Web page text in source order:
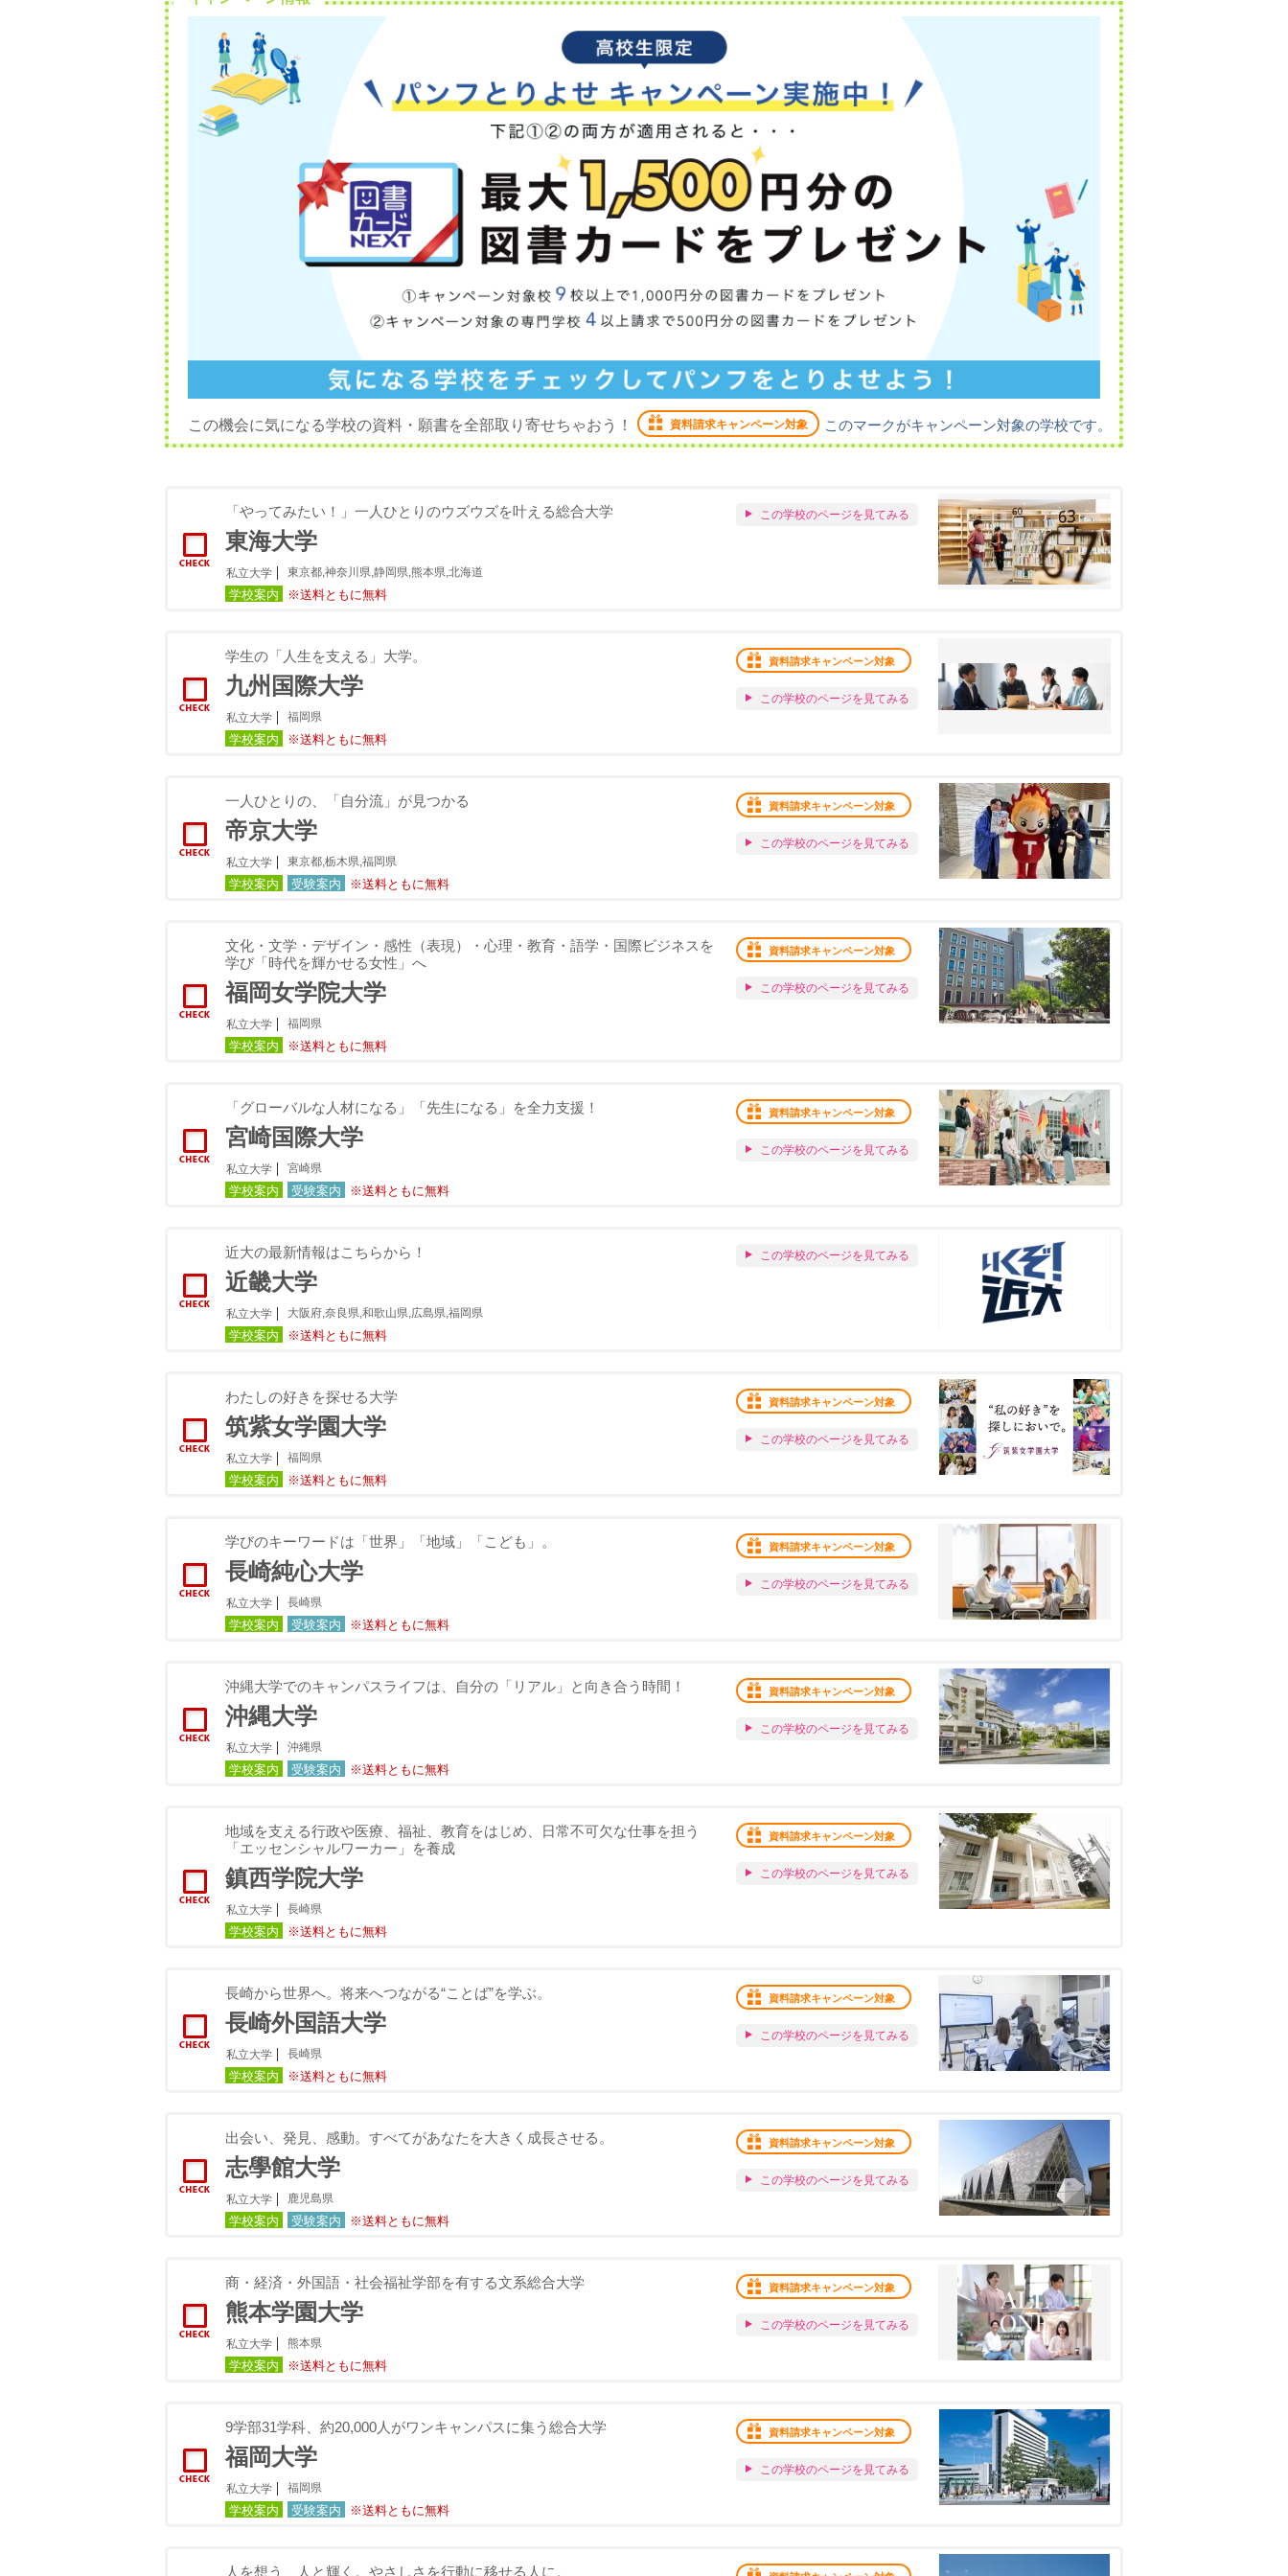
この機会に気になる学校の資料・願書を全部取り寄せちゃおう！ 資料請求キャンペーン対象 このマークがキャンペーン対象の学校です。
「やってみたい！」一人ひとりのウズウズを叶える総合大学
東海大学
私立大学 東京都,神奈川県,静岡県,熊本県,北海道
学校案内 ※送料ともに無料
この学校のページを見てみる
学生の「人生を支える」大学。
九州国際大学
私立大学 福岡県
学校案内 ※送料ともに無料
資料請求キャンペーン対象
この学校のページを見てみる
一人ひとりの、「自分流」が見つかる
帝京大学
私立大学 東京都,栃木県,福岡県
学校案内 受験案内 ※送料ともに無料
資料請求キャンペーン対象
この学校のページを見てみる
文化・文学・デザイン・感性（表現）・心理・教育・語学・国際ビジネスを
学び「時代を輝かせる女性」へ
福岡女学院大学
私立大学 福岡県
学校案内 ※送料ともに無料
資料請求キャンペーン対象
この学校のページを見てみる
「グローバルな人材になる」「先生になる」を全力支援！
宮崎国際大学
私立大学 宮崎県
学校案内 受験案内 ※送料ともに無料
資料請求キャンペーン対象
この学校のページを見てみる
近大の最新情報はこちらから！
近畿大学
私立大学 大阪府,奈良県,和歌山県,広島県,福岡県
学校案内 ※送料ともに無料
この学校のページを見てみる
わたしの好きを探せる大学
筑紫女学園大学
私立大学 福岡県
学校案内 ※送料ともに無料
資料請求キャンペーン対象
この学校のページを見てみる
学びのキーワードは「世界」「地域」「こども」。
長崎純心大学
私立大学 長崎県
学校案内 受験案内 ※送料ともに無料
資料請求キャンペーン対象
この学校のページを見てみる
沖縄大学でのキャンパスライフは、自分の「リアル」と向き合う時間！
沖縄大学
私立大学 沖縄県
学校案内 受験案内 ※送料ともに無料
資料請求キャンペーン対象
この学校のページを見てみる
地域を支える行政や医療、福祉、教育をはじめ、日常不可欠な仕事を担う
「エッセンシャルワーカー」を養成
鎮西学院大学
私立大学 長崎県
学校案内 ※送料ともに無料
資料請求キャンペーン対象
この学校のページを見てみる
長崎から世界へ。将来へつながる“ことば”を学ぶ。
長崎外国語大学
私立大学 長崎県
学校案内 ※送料ともに無料
資料請求キャンペーン対象
この学校のページを見てみる
出会い、発見、感動。すべてがあなたを大きく成長させる。
志學館大学
私立大学 鹿児島県
学校案内 受験案内 ※送料ともに無料
資料請求キャンペーン対象
この学校のページを見てみる
商・経済・外国語・社会福祉学部を有する文系総合大学
熊本学園大学
私立大学 熊本県
学校案内 ※送料ともに無料
資料請求キャンペーン対象
この学校のページを見てみる
9学部31学科、約20,000人がワンキャンパスに集う総合大学
福岡大学
私立大学 福岡県
学校案内 受験案内 ※送料ともに無料
資料請求キャンペーン対象
この学校のページを見てみる
人を想う、人と輝く。やさしさを行動に移せる人に。